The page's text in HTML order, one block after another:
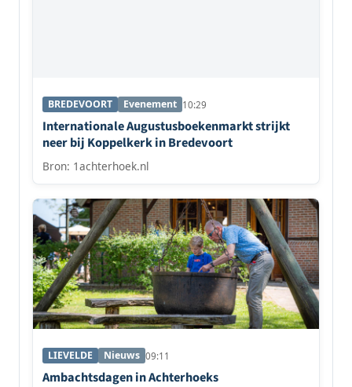
BREDEVOORT Evenement 10:29
Internationale Augustusboekenmarkt strijkt
neer bij Koppelkerk in Bredevoort
Bron: 1achterhoek.nl
LIEVELDE Nieuws 09:11
Ambachtsdagen in Achterhoeks